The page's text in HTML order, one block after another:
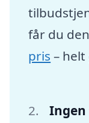
får du
pris –
Ingen